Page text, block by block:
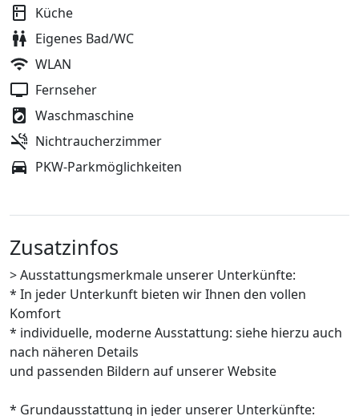
Küche
Eigenes Bad/WC
WLAN
Fernseher
Waschmaschine
Nichtraucherzimmer
PKW-Parkmöglichkeiten
Zusatzinfos
> Ausstattungsmerkmale unserer Unterkünfte:
* In jeder Unterkunft bieten wir Ihnen den vollen
Komfort
* individuelle, moderne Ausstattung: siehe hierzu auch
nach näheren Details
und passenden Bildern auf unserer Website
* Grundausstattung in jeder unserer Unterkünfte: